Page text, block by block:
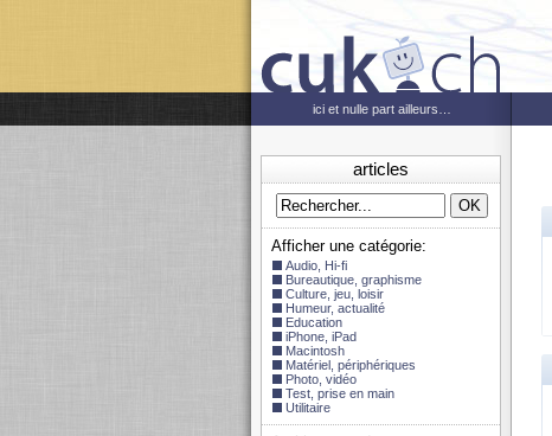
articles
Afficher une catégorie:
Audio, Hi-fi
Bureautique, graphisme
Culture, jeu, loisir
Humeur, actualité
Education
iPhone, iPad
Macintosh
Matériel, périphériques
Photo, vidéo
Test, prise en main
Utilitaire
ici et nulle part ailleurs…